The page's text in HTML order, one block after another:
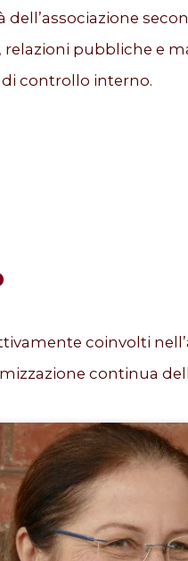
pubbliche e
controllo interno.
coinvolti
continua